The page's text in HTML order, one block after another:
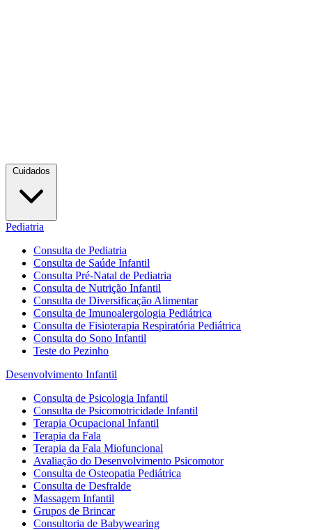
Pediatria
Consulta de Pediatria
Consulta de Saúde Infantil
Consulta Pré-Natal de Pediatria
Consulta de Nutrição Infantil
Consulta de Diversificação Alimentar
Consulta de Imunoalergologia Pediátrica
Consulta de Fisioterapia Respiratória Pediátrica
Consulta do Sono Infantil
Teste do Pezinho
Desenvolvimento Infantil
Consulta de Psicologia Infantil
Consulta de Psicomotricidade Infantil
Terapia Ocupacional Infantil
Terapia da Fala
Terapia da Fala Miofuncional
Avaliação do Desenvolvimento Psicomotor
Consulta de Osteopatia Pediátrica
Consulta de Desfralde
Massagem Infantil
Grupos de Brincar
Consultoria de Babywearing